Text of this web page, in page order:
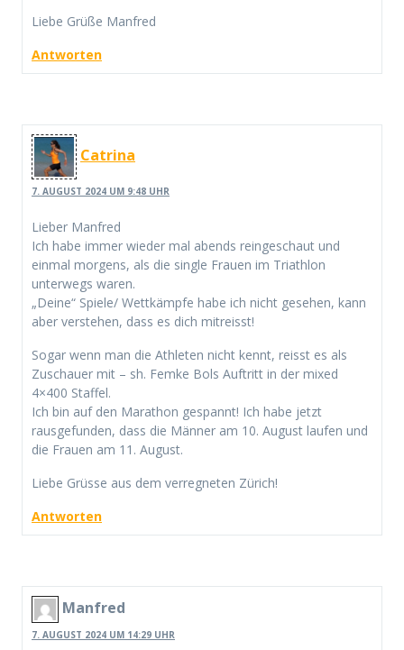
Liebe Grüße Manfred
Antworten
Catrina
7. AUGUST 2024 UM 9:48 UHR
Lieber Manfred
Ich habe immer wieder mal abends reingeschaut und
einmal morgens, als die single Frauen im Triathlon
unterwegs waren.
„Deine“ Spiele/ Wettkämpfe habe ich nicht gesehen, kann
aber verstehen, dass es dich mitreisst!
Sogar wenn man die Athleten nicht kennt, reisst es als
Zuschauer mit – sh. Femke Bols Auftritt in der mixed
4×400 Staffel.
Ich bin auf den Marathon gespannt! Ich habe jetzt
rausgefunden, dass die Männer am 10. August laufen und
die Frauen am 11. August.
Liebe Grüsse aus dem verregneten Zürich!
Antworten
Manfred
7. AUGUST 2024 UM 14:29 UHR